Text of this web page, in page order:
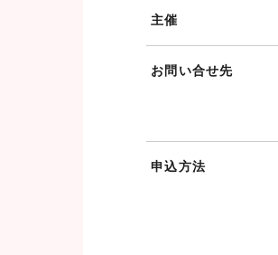
主催
お問い合せ先
申込方法